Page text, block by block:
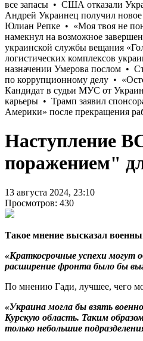
Наступление
поражением"
13 августа 2024, 23:10
Просмотров: 430
Такое мнение высказал
«Краткосрочные успехи могут
расширение фронта было бы
По мнению Гади, лучшее, чего
«Украина могла бы взять
Курскую область. Таким
только небольшие